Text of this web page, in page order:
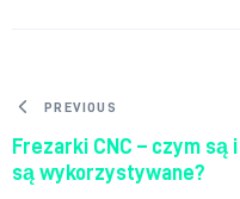
Nawigacja
PREVIOUS
Frezarki CNC – czym są
są wykorzystywane?